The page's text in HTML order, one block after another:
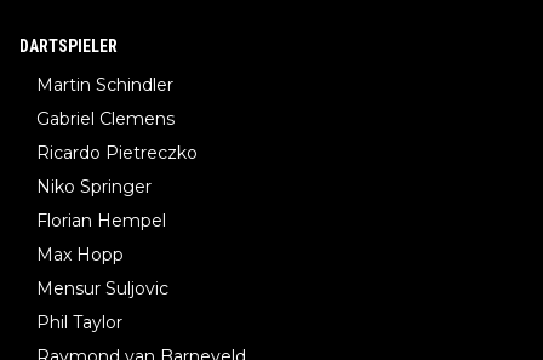
DARTSPIELER
Martin Schindler
Gabriel Clemens
Ricardo Pietreczko
Niko Springer
Florian Hempel
Max Hopp
Mensur Suljovic
Phil Taylor